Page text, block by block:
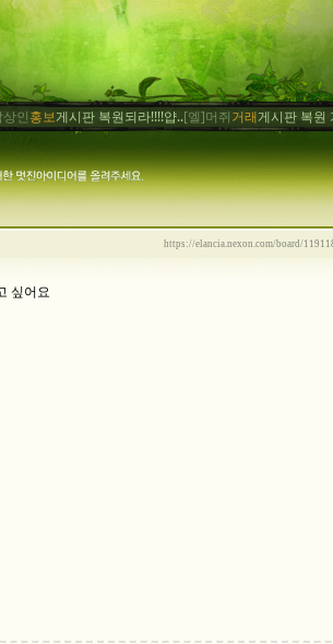
보게시판 복원되라!!!!얍..[엘]머쥐거래게시판 복원 기원[
https://elancia.nexon.com/board/
싶어요